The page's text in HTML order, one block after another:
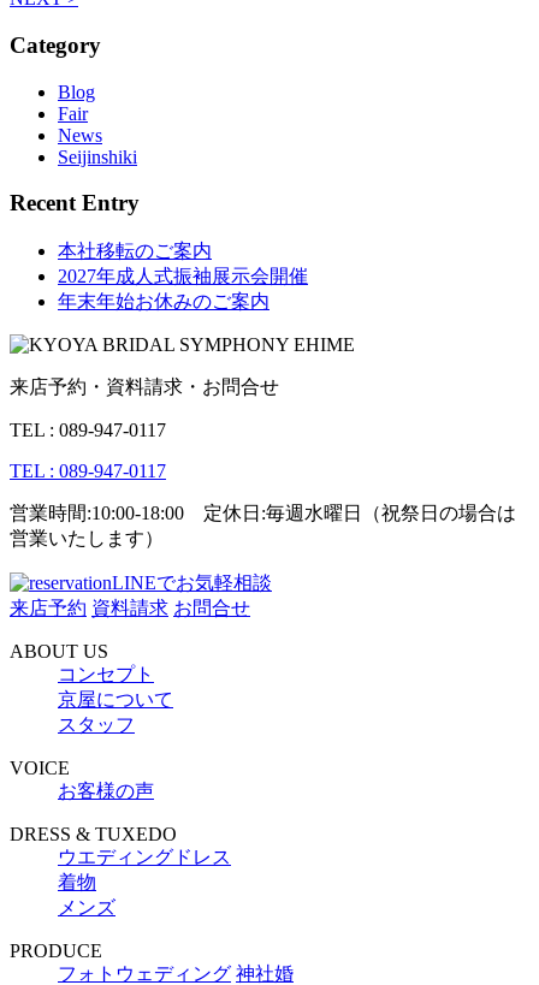
Category
Blog
Fair
News
Seijinshiki
Recent Entry
本社移転のご案内
2027年成人式振袖展示会開催
年末年始お休みのご案内
来店予約・資料請求・お問合せ
TEL : 089-947-0117
TEL : 089-947-0117
営業時間:10:00-18:00 定休日:毎週水曜日（祝祭日の場合は
営業いたします）
LINEでお気軽相談
来店予約 資料請求 お問合せ
ABOUT US
コンセプト
京屋について
スタッフ
VOICE
お客様の声
DRESS & TUXEDO
ウエディングドレス
着物
メンズ
PRODUCE
フォトウェディング 神社婚